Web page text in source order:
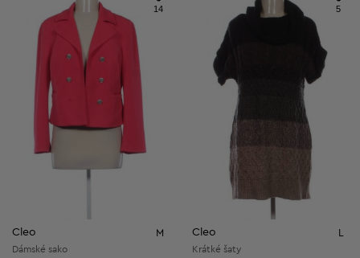
14
Cleo M
Dámské sako
5
Cleo
Krátké šaty